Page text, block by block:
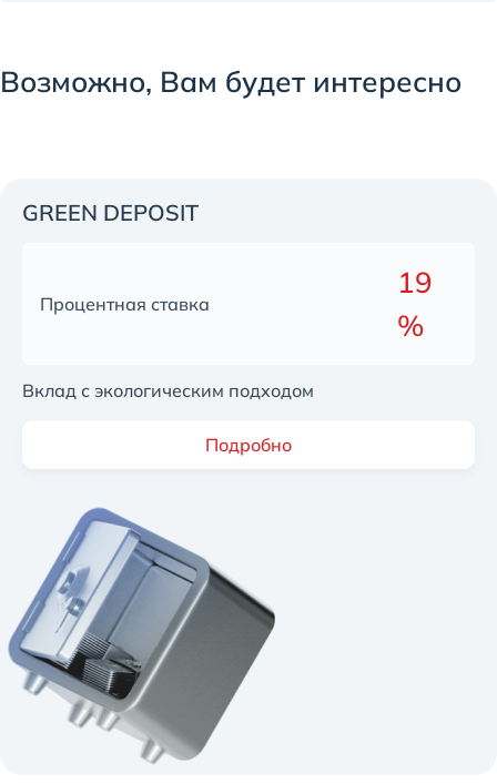
Возможно, Вам будет интересно
GREEN DEPOSIT
Процентная ставка
19
%
Вклад с экологическим подходом
Подробно